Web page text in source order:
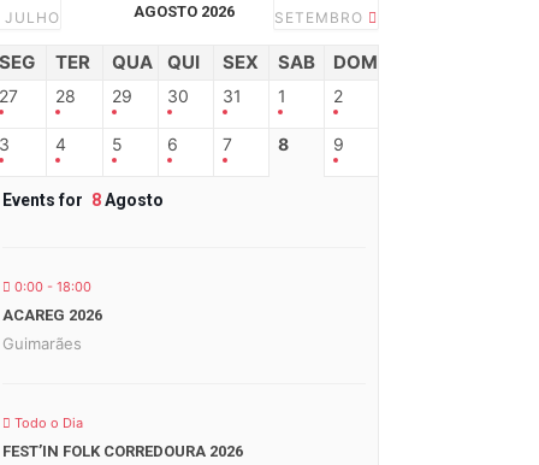
JULHO AGOSTO 2026 SETEMBRO
SEG TER QUA QUI SEX SAB DOM
27 28 29 30 31 1 2
3 4 5 6 7 8 9
Events for 8Agosto
0:00 - 18:00
ACAREG 2026
Guimarães
Todo o Dia
FEST’IN FOLK CORREDOURA 2026